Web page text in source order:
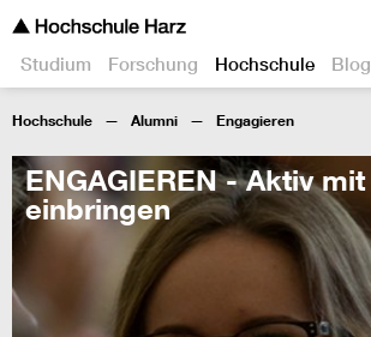
Studium Forschung Hochschule Blog
Hochschule Alumni Engagieren
ENGAGIEREN - Aktiv mit
einbringen